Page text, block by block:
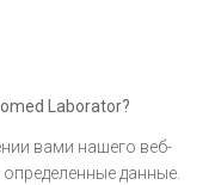
Laborator?
вами нашего веб-
данные.